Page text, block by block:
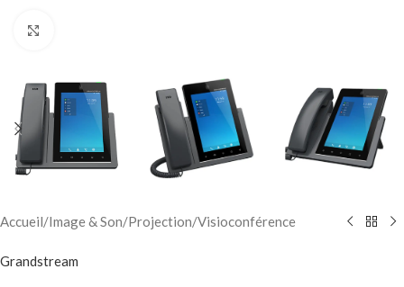
Accueil/Image & Son/Projection/Visioconférence
Grandstream